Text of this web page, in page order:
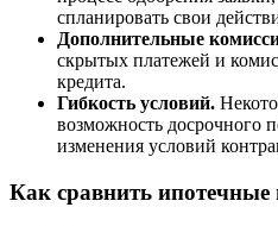
спланировать свои
Дополнительные
скрытых платежей и
кредита.
Гибкость условий.
возможность досрочного
изменения условий
Как сравнить